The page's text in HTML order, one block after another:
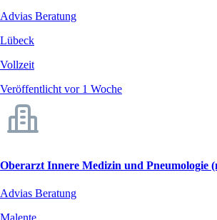
Advias Beratung
Lübeck
Vollzeit
Veröffentlicht vor 1 Woche
Oberarzt Innere Medizin und Pneumologie
Advias Beratung